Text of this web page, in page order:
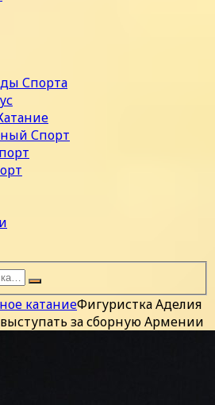
Спорта
Спорт
катаниеФигуристка Аделия
выступать за сборную Армении